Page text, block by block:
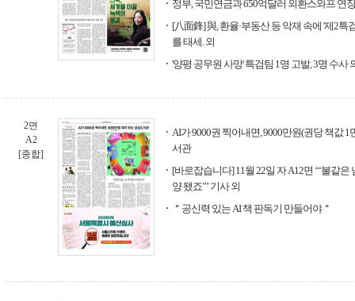
정부, 국민연금과 650억달러 외환스와프 연
[八面鋒] 與, 환율·부동산 등 악재 속에 '제2특
를 태세. 외
'양평 공무원 사망' 특검팀 1명 고발, 3명 수사
2면
A2
[종합]
AI가 9000권 찍어내면, 9000만원(권당 책값
서관
[바로잡습니다] 11월 22일 자 A12면 ‘“불같
양 됐죠”’ 기사 외
＂공신력 있는 AI 책 판독기 만들어야＂